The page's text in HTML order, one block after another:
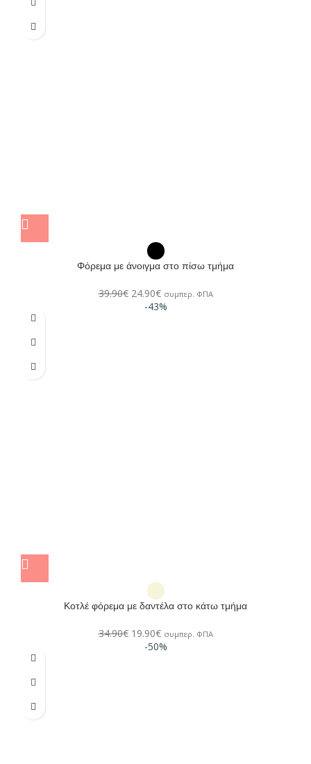
Φόρεμα με άνοιγμα στο πίσω τμήμα
39.90€ 24.90€ συμπερ. ΦΠΑ
-43%
Κοτλέ φόρεμα με δαντέλα στο κάτω τμήμα
34.90€ 19.90€ συμπερ. ΦΠΑ
-50%